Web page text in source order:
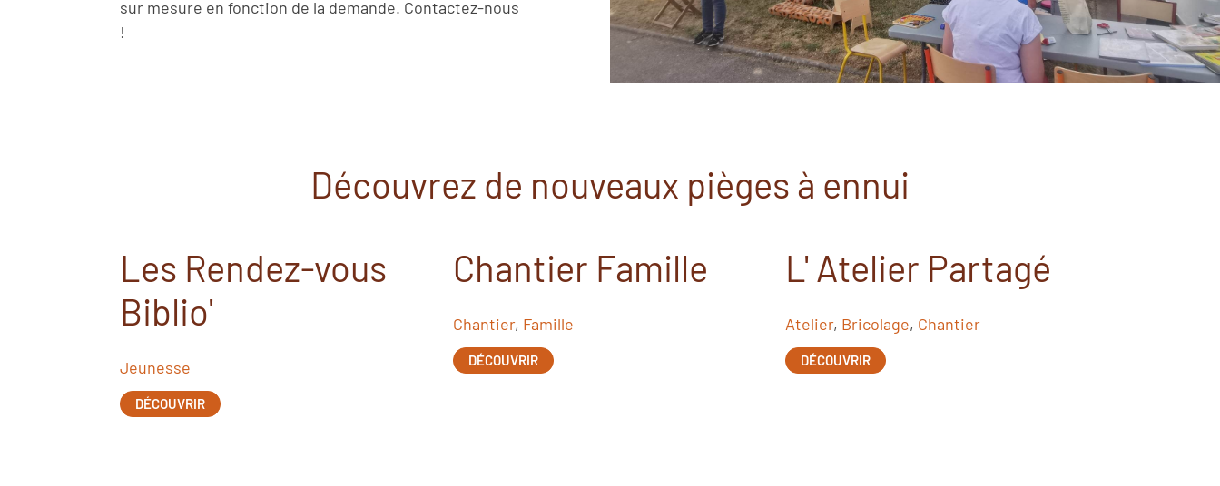
sur mesure en fonction de la demande. Contactez-nous
!
Découvrez de nouveaux pièges à ennui
Les Rendez-vous
Biblio'
Jeunesse
DÉCOUVRIR
Chantier Famille
Chantier, Famille
DÉCOUVRIR
L' Atelier Partagé
Atelier, Bricolage, Chantier
DÉCOUVRIR